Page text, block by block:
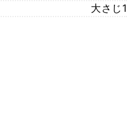
大さじ1